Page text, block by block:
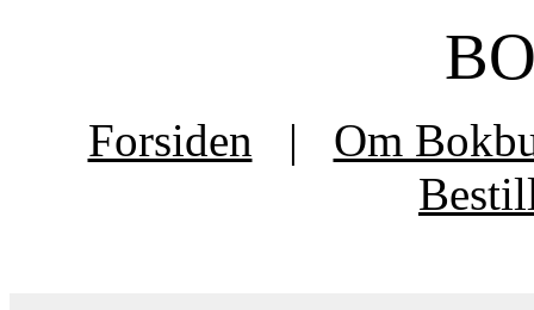
Forsiden |
Om